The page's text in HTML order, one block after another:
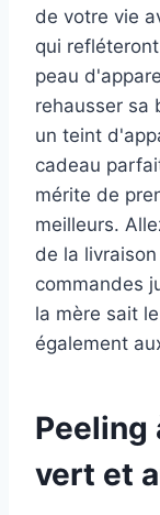
de votre vie
qui
peau
rehausser sa
un teint
cadeau
mérite de
meilleurs.
de la
commandes
la mère sait
également
Peeling
vert et